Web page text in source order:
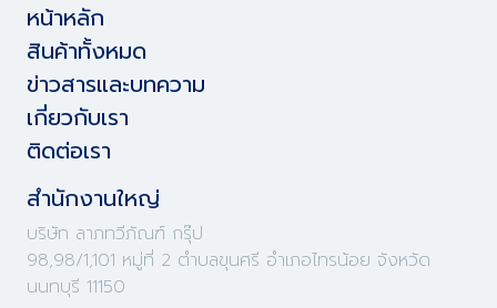
หน้าหลัก
สินค้าทั้งหมด
ข่าวสารและบทความ
เกี่ยวกับเรา
ติดต่อเรา
สำนักงานใหญ่
บริษัท ลาภทวีภัณฑ์ กรุ๊ป
98,98/1,101 หมู่ที่ 2 ตำบลขุนศรี อำเภอไทรน้อย จังหวัด
นนทบุรี 11150